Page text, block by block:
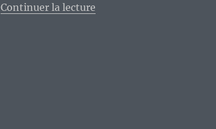
Continuer la lecturede « « Le voyage de